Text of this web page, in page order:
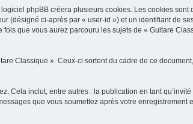
phpBB créera plusieurs cookies. Les cookies sont
(désigné ci-après par « user-id ») et un identifiant de
que vous aurez parcouru les sujets de « Guitare
Classique ». Ceux-ci sortent du cadre de ce
Cela inclut, entre autres : la publication en tant
que vous soumettez après votre enregistrement